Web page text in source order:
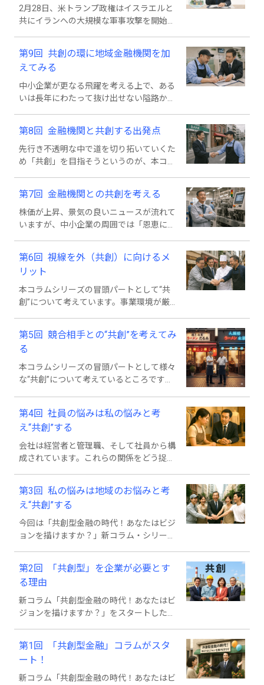
ます。
2月28日、米トランプ政権はイスラエルと
共にイランへの大規模な軍事攻撃を開始、
あります。今回は不安の打開策として「共
創」が切り札になり得ることを考えていき
ます。
第9回 共創の環に地域金融機関を加
えてみる
中小企業が更なる飛躍を考える上で、ある
いは長年にわたって抜け出せない隘路から
は、考えついた共創を実現に向けて推し進
めるため金融機関に相談してみるメリット
について考えます。
第8回 金融機関と共創する出発点
先行き不透明な中で道を切り拓いていくた
め「共創」を目指そうというのが、本コラ
関との共創の重要性を考えました。今回は
金融機関と共創する出発点について考えて
いきます。
第7回 金融機関との共創を考える
株価が上昇、景気の良いニュースが流れて
いますが、中小企業の周囲では「恩恵に与
ーワードに据えて考えています。今回は金
融機関との共創を考えていきます。
第6回 視線を外（共創）に向けるメ
リット
本コラムシリーズの冒頭パートとして“共
創”について考えています。事業環境が厳
開できる可能性があります。今回はこの点
を、今年のまとめとして考えていきます。
第5回 競合相手との“共創”を考えてみ
る
本コラムシリーズの冒頭パートとして様々
な“共創”について考えているところです。
創を考えることで「誰とでも共創できる」
との気持ち（メンタリティ）を身に着けた
いと考えています。
第4回 社員の悩みは私の悩みと考
え“共創”する
会社は経営者と管理職、そして社員から構
成されています。これらの関係をどう捉え
ことで新たな価値が生まれるかもしれな
い、今回はこのことについて考えます。
第3回 私の悩みは地域のお悩みと考
え“共創”する
今回は「共創型金融の時代！あなたはビジ
ョンを描けますか？」新コラム・シリーズ
アは、今回お話しする出来事から生まれま
した。
第2回 「共創型」を企業が必要とす
る理由
新コラム「共創型金融の時代！あなたはビ
ジョンを描けますか？」をスタートした理
号では中小企業サイドでも事業性評価から
共創型へのシフトが必要となる理由につい
て、考えていきます。
第1回 「共創型金融」コラムがスタ
ート！
新コラム「共創型金融の時代！あなたはビ